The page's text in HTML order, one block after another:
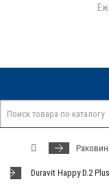
Duravit Happy D.2